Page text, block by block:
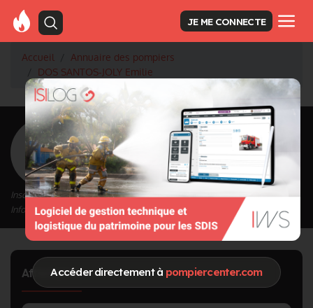
Accéder directement à pompiercenter.com
JE ME CONNECTE
Accueil
Annuaire des pompiers
DOS SANTOS-JOLY Emilie
< Retour à la liste des pompiers
DOS SANTOS-JOLY
Emilie
Inscrit depuis le 16/09/2020 à 14:58
Informations mises à jour le 19/05/2021 à 12:46
Affectation